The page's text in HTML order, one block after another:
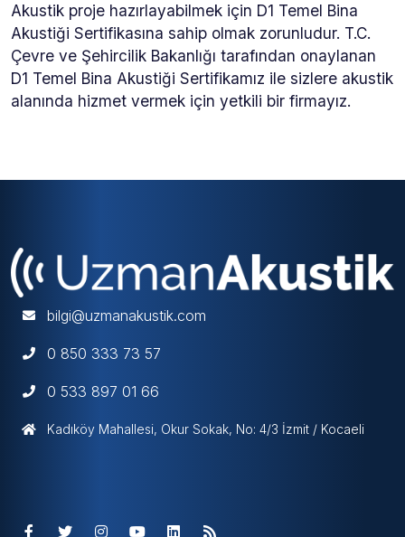
Akustik proje hazırlayabilmek için D1 Temel Bina
Akustiği Sertifikasına sahip olmak zorunludur. T.C.
Çevre ve Şehircilik Bakanlığı tarafından onaylanan
D1 Temel Bina Akustiği Sertifikamız ile sizlere akustik
alanında hizmet vermek için yetkili bir firmayız.
bilgi@uzmanakustik.com
0 850 333 73 57
0 533 897 01 66
Kadıköy Mahallesi, Okur Sokak, No: 4/3 İzmit / Kocaeli